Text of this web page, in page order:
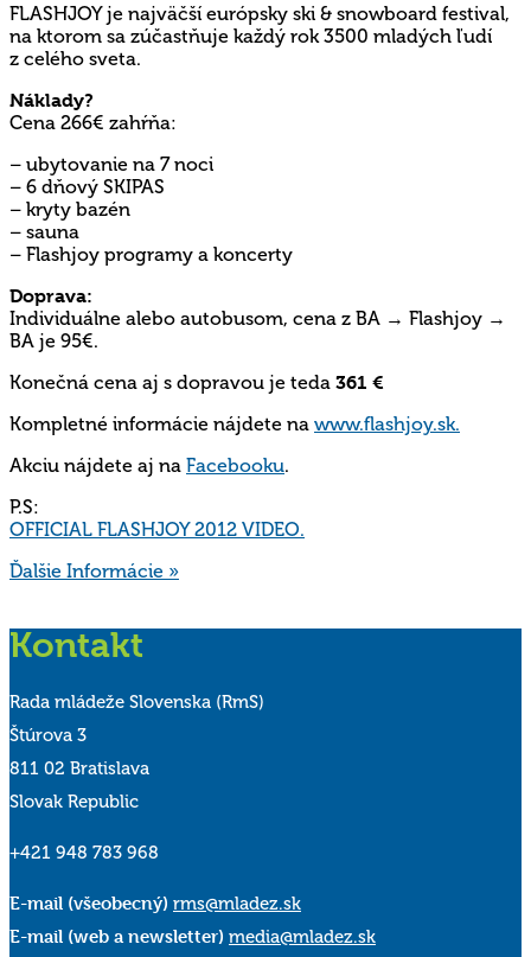
FLASHJOY je najväčší európsky ski & snowboard festival,
na ktorom sa zúčastňuje každý rok 3500 mladých ľudí
z celého sveta.
Náklady?
Cena 266€ zahŕňa:
– ubytovanie na 7 noci
– 6 dňový SKIPAS
– kryty bazén
– sauna
– Flashjoy programy a koncerty
Doprava:
Individuálne alebo autobusom, cena z BA → Flashjoy →
BA je 95€.
Konečná cena aj s dopravou je teda 361 €
Kompletné informácie nájdete na www.flashjoy.sk.
Akciu nájdete aj na Facebooku.
P.S:
OFFICIAL FLASHJOY 2012 VIDEO.
Ďalšie Informácie »
Kontakt
Rada mládeže Slovenska (RmS)
Štúrova 3
811 02 Bratislava
Slovak Republic
+421 948 783 968
E-mail (všeobecný) rms@mladez.sk
E-mail (web a newsletter) media@mladez.sk